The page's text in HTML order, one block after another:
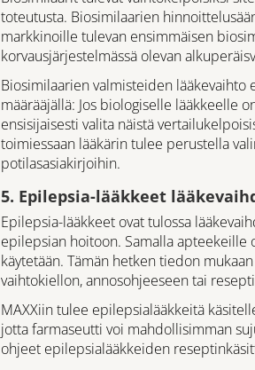
toteutusta. Biosimilaarien
markkinoille tulevan ensimmäisen
korvausjärjestelmässä olevan
Biosimilaarien valmisteiden lääkevaihto
määrääjällä: Jos biologiselle lääkkeelle
ensisijaisesti valita näistä
toimiessaan lääkärin tulee perustella
potilasasiakirjoihin.
5. Epilepsia-lääkkeet
Epilepsia-lääkkeet ovat tulossa
epilepsian hoitoon. Samalla apteekeille
käytetään. Tämän hetken tiedon
vaihtokiellon, annosohjeeseen tai
MAXXiin tulee epilepsialääkkeitä
jotta farmaseutti voi mahdollisimman
ohjeet epilepsialääkkeiden